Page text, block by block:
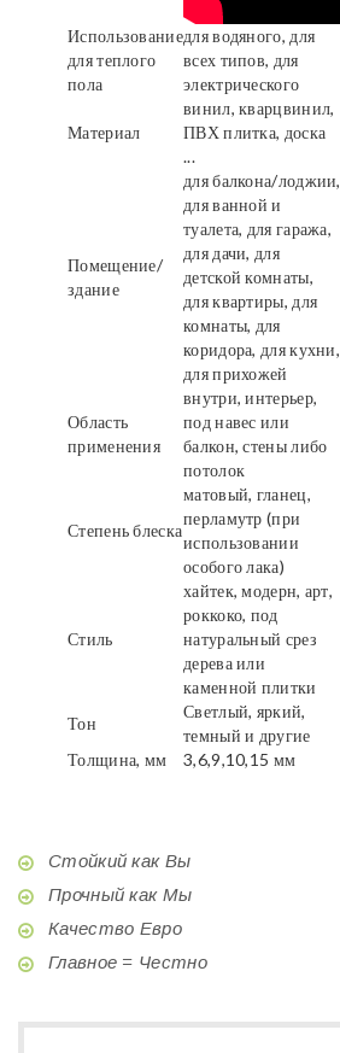
Использование
для теплого
пола
для водяного, для
всех типов, для
электрического
Материал
винил, кварцвинил,
ПВХ плитка, доска
...
Помещение/
здание
для балкона/лоджии,
для ванной и
туалета, для гаража,
для дачи, для
детской комнаты,
для квартиры, для
комнаты, для
коридора, для кухни,
для прихожей
Область
применения
внутри, интерьер,
под навес или
балкон, стены либо
потолок
Степень блеска
матовый, гланец,
перламутр (при
использовании
особого лака)
Стиль
хайтек, модерн, арт,
роккоко, под
натуральный срез
дерева или
каменной плитки
Тон
Светлый, яркий,
темный и другие
Толщина, мм
3,6,9,10,15 мм
Стойкий как Вы
Прочный как Мы
Качество Евро
Главное = Честно